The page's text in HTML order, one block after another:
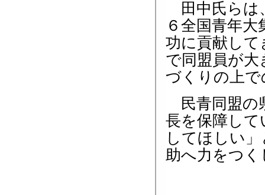
田中氏らは
６全国青年
功に貢献して
で同盟員が
づくりの上
民青同盟の
長を保障して
してほしい
助へ力をつ